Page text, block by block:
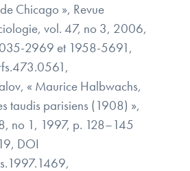
Chicago », Revue
vol. 47, no 3,‎ 2006,
2969 et 1958-5691,
« Maurice Halbwachs,
taudis parisiens (1908) »,
no 1,‎ 1997, p. 128–145
DOI